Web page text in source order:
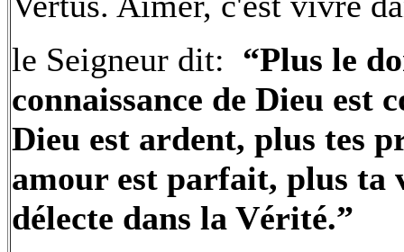
le Seigneur dit: “Plus le
connaissance de Dieu est
Dieu est ardent, plus tes
amour est parfait, plus ta
délecte dans la Vérité.”